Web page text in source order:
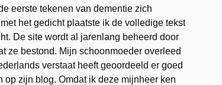
eerste tekenen van dementie zich
het gedicht plaatste ik de volledige tekst
De site wordt al jarenlang beheerd door
ze bestond. Mijn schoonmoeder overleed
verstaat heeft geoordeeld er goed
zijn blog. Omdat ik deze mijnheer ken